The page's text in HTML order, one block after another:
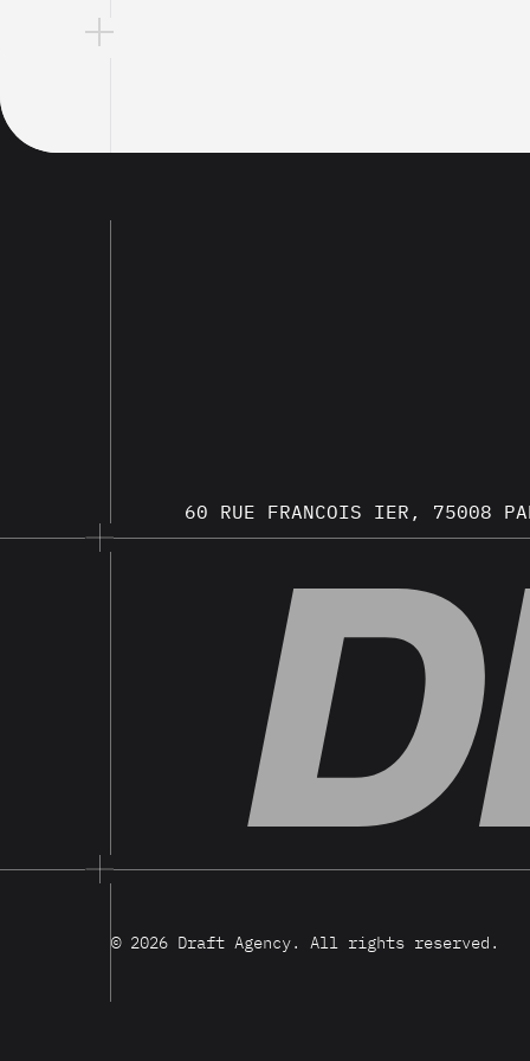
60 RUE FRANCOIS IER, 75008
© 2026 Draft Agency. All rights reserved.